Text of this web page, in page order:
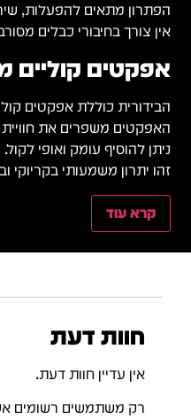
הפתרון מתאים להפעלות,
אין צורך בחיבורי כבלים
אפקטים קוליים
הבידורית כוללת אפקטים
האפקטים משפרים את חוויית
ניתן להוסיף עומק ואופי לקול.
זהו יתרון משמעותי בקריוקי
קרא עוד
חוות דעת
אין עדיין חוות דעת.
רק משתמשים רשומים